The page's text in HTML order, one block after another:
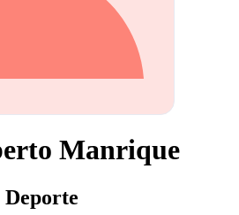
Manrique
Deporte